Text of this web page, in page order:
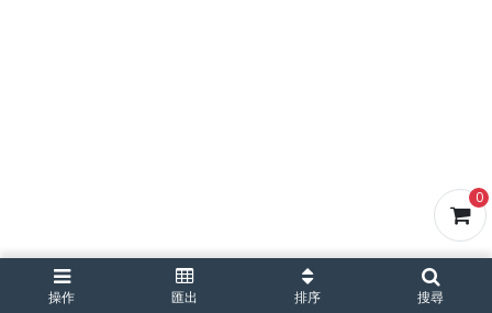
0
操作 匯出 排序 搜尋